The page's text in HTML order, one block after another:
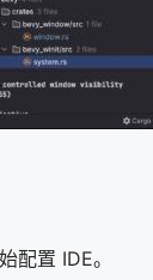
配置 IDE。